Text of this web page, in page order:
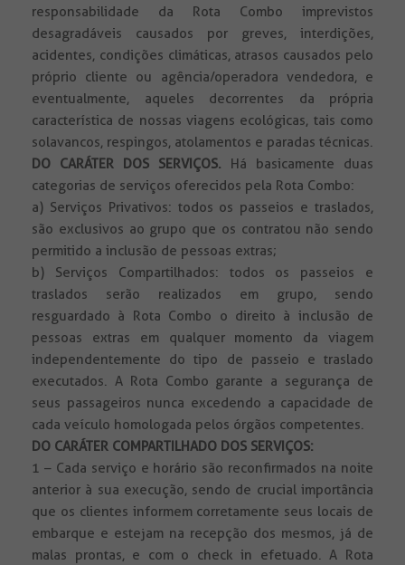
responsabilidade da Rota Combo imprevistos
desagradáveis causados por greves, interdições,
acidentes, condições climáticas, atrasos causados pelo
próprio cliente ou agência/operadora vendedora, e
eventualmente, aqueles decorrentes da própria
característica de nossas viagens ecológicas, tais como
solavancos, respingos, atolamentos e paradas técnicas.
DO CARÁTER DOS SERVIÇOS. Há basicamente duas
categorias de serviços oferecidos pela Rota Combo:
a) Serviços Privativos: todos os passeios e traslados,
são exclusivos ao grupo que os contratou não sendo
permitido a inclusão de pessoas extras;
b) Serviços Compartilhados: todos os passeios e
traslados serão realizados em grupo, sendo
resguardado à Rota Combo o direito à inclusão de
pessoas extras em qualquer momento da viagem
independentemente do tipo de passeio e traslado
executados. A Rota Combo garante a segurança de
seus passageiros nunca excedendo a capacidade de
cada veículo homologada pelos órgãos competentes.
DO CARÁTER COMPARTILHADO DOS SERVIÇOS:
1 – Cada serviço e horário são reconfirmados na noite
anterior à sua execução, sendo de crucial importância
que os clientes informem corretamente seus locais de
embarque e estejam na recepção dos mesmos, já de
malas prontas, e com o check in efetuado. A Rota